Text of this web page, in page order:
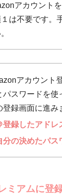
アカウント
は不要です。
アカウント
パスワードを使
登録画面に進み
登録したアドレ
分の決めたパス
ミアムに登